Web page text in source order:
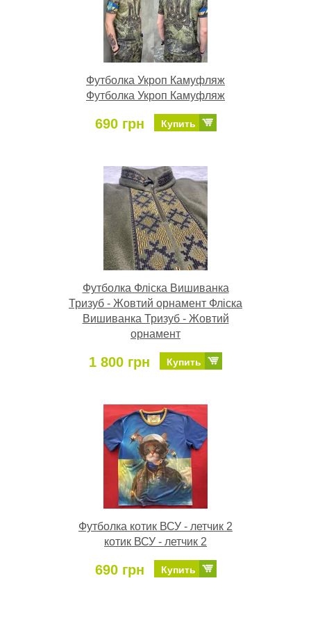
Футболка Укроп Камуфляж
Футболка Укроп Камуфляж
690 грн Купить
Футболка Фліска Вишиванка
Тризуб - Жовтий орнамент Фліска
Вишиванка Тризуб - Жовтий
орнамент
1 800 грн Купить
Футболка котик ВСУ - летчик 2
котик ВСУ - летчик 2
690 грн Купить